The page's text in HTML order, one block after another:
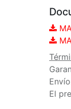
El